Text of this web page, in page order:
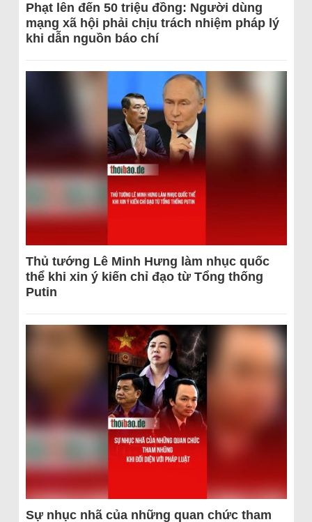
Phạt lên đến 50 triệu đồng: Người dùng
mạng xã hội phải chịu trách nhiệm pháp lý
khi dẫn nguồn báo chí
Thủ tướng Lê Minh Hưng làm nhục quốc
thể khi xin ý kiến chỉ đạo từ Tổng thống
Putin
Sự nhục nhã của những quan chức tham